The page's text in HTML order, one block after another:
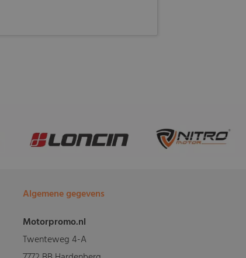
Algemene gegevens
Motorpromo.nl
Twenteweg 4-A